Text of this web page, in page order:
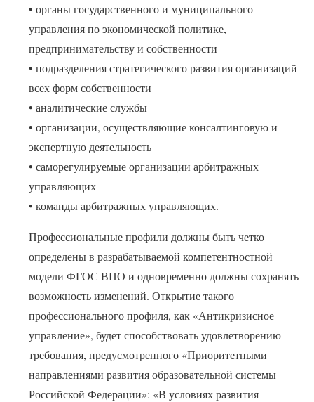
• органы государственного и муниципального
управления по экономической политике,
предпринимательству и собственности
• подразделения стратегического развития организаций
всех форм собственности
• аналитические службы
• организации, осуществляющие консалтинговую и
экспертную деятельность
• саморегулируемые организации арбитражных
управляющих
• команды арбитражных управляющих.
Профессиональные профили должны быть четко
определены в разрабатываемой компетентностной
модели ФГОС ВПО и одновременно должны сохранять
возможность изменений. Открытие такого
профессионального профиля, как «Антикризисное
управление», будет способствовать удовлетворению
требования, предусмотренного «Приоритетными
направлениями развития образовательной системы
Российской Федерации»: «В условиях развития